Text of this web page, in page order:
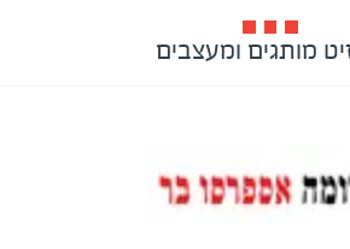
מותגים ומעצבים